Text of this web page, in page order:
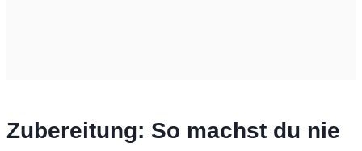
Zubereitung: So machst du nie